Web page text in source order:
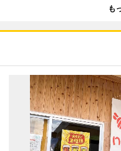
も